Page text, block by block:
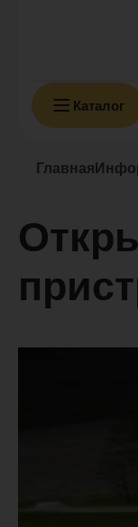
Каталог
Главная